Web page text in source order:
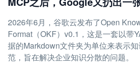
2026年6月，谷歌云发布了Open
Format（OKF）v0.1，这是一套以带
据的Markdown文件夹为单位来表示
范，旨在解决企业知识分散的问题。